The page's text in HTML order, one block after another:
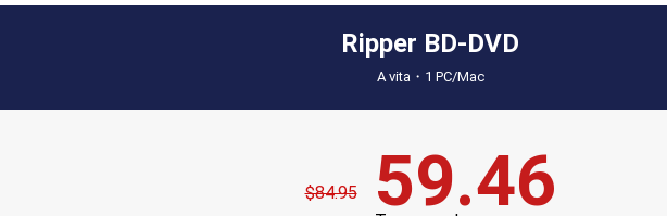
Ripper BD-DVD
A vita・1 PC/Mac
$84.95 59.46